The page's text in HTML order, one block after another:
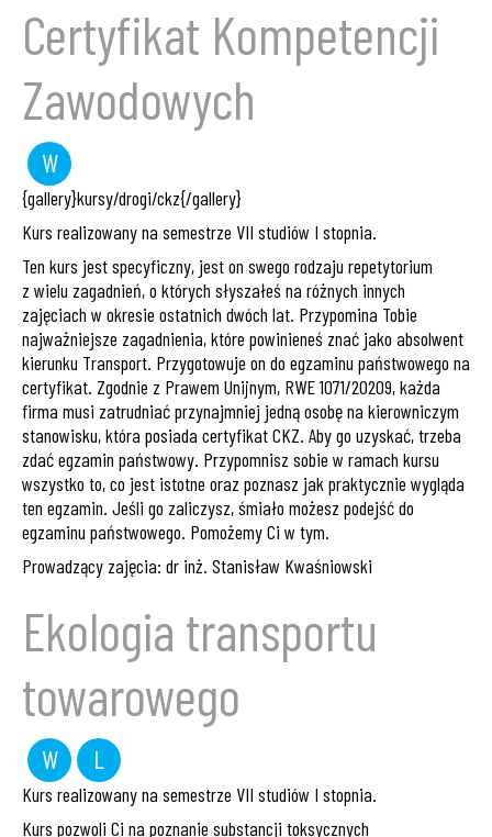
Certyfikat Kompetencji
Zawodowych
W
wykład
{gallery}kursy/drogi/ckz{/gallery}
Kurs realizowany na semestrze VII studiów I stopnia.
Ten kurs jest specyficzny, jest on swego rodzaju repetytorium
z wielu zagadnień, o których słyszałeś na różnych innych
zajęciach w okresie ostatnich dwóch lat. Przypomina Tobie
najważniejsze zagadnienia, które powinieneś znać jako absolwent
kierunku Transport. Przygotowuje on do egzaminu państwowego na
certyfikat. Zgodnie z Prawem Unijnym, RWE 1071/20209, każda
firma musi zatrudniać przynajmniej jedną osobę na kierowniczym
stanowisku, która posiada certyfikat CKZ. Aby go uzyskać, trzeba
zdać egzamin państwowy. Przypomnisz sobie w ramach kursu
wszystko to, co jest istotne oraz poznasz jak praktycznie wygląda
ten egzamin. Jeśli go zaliczysz, śmiało możesz podejść do
egzaminu państwowego. Pomożemy Ci w tym.
Prowadzący zajęcia: dr inż. Stanisław Kwaśniowski
Ekologia transportu
towarowego
W
wykład
L
laboratorium
Kurs realizowany na semestrze VII studiów I stopnia.
Kurs pozwoli Ci na poznanie substancji toksycznych